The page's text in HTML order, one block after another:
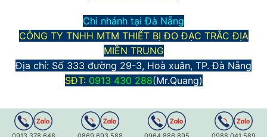
Chi nhánh tại Đà Nẵng
CÔNG TY TNHH MTM THIẾT BỊ ĐO ĐẠC TRẮC ĐỊA
MIỀN TRUNG
Địa chỉ: Số 333 đường 29-3, Hoà xuân, TP. Đà Nẵng
SĐT: 0913 430 288(Mr.Quang)